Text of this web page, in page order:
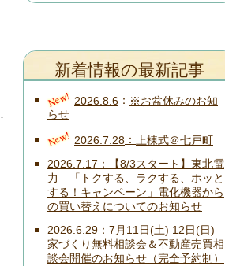
新着情報の最新記事
New! 2026.8.6
※お盆休みのお知
らせ
New! 2026.7.28
上棟式＠七戸町
2026.7.17
【8/3スタート】東北電
力 「トクする、ラクする、ホッと
する！キャンペーン」電化機器から
の買い替えについてのお知らせ
2026.6.29
7月11日(土) 12日(日)
家づくり無料相談会＆不動産売買相
談会開催のお知らせ（完全予約制）